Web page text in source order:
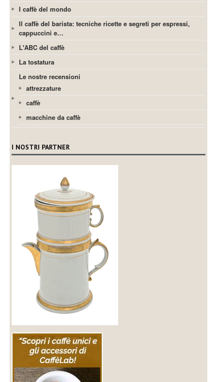
I caffè del mondo
Il caffè del barista: tecniche ricette e segreti per espressi,
cappuccini e…
L'ABC del caffè
La tostatura
Le nostre recensioni
attrezzature
caffè
macchine da caffè
I NOSTRI PARTNER